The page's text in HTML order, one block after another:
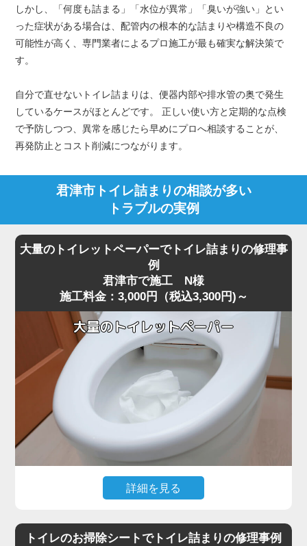
しかし、「何度も詰まる」「水位が異常」「臭いが強い」とい
った症状がある場合は、配管内の根本的な詰まりや構造不良の
可能性が高く、専門業者によるプロ施工が最も確実な解決策で
す。
自分で直せないトイレ詰まりは、便器内部や排水管の奥で発生
しているケースがほとんどです。 正しい使い方と定期的な点検
で予防しつつ、異常を感じたら早めにプロへ相談することが、
再発防止とコスト削減につながります。
君津市トイレ詰まりの相談が多い
トラブルの実例
大量のトイレットペーパーでトイレ詰まりの修理事
例
君津市で施工 N様
施工料金：3,000円（税込3,300円)～
詳細を見る
下がらなくなり、トイレが全く使えなくなったというご相
トイレのお掃除シートでトイレ詰まりの修理事例